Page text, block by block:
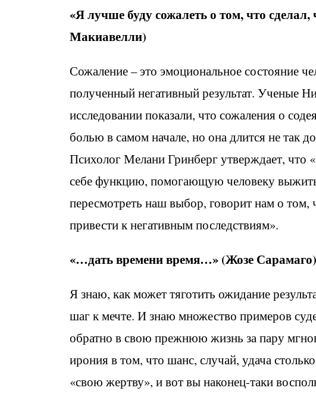
«Я лучше буду сожалеть о том, что
Макиавелли)
Сожаление – это эмоциональное состояние
полученный негативный результат. Ученые
исследовании показали, что сожаления о
болью в самом начале, но она длится не так
Психолог Мелани Гринберг утверждает, что
себе функцию, помогающую человеку
пересмотреть наш выбор, говорит нам о том,
привести к негативным последствиям».
«…дать времени время…» (Жозе Сарамаго)
Я знаю, как может тяготить ожидание
шаг к мечте. И знаю множество примеров
обратно в свою прежнюю жизнь за пару
ирония в том, что шанс, случай, удача
«свою жертву», и вот вы наконец-таки